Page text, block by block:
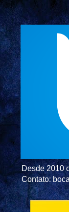
Desde 2010
Contato: